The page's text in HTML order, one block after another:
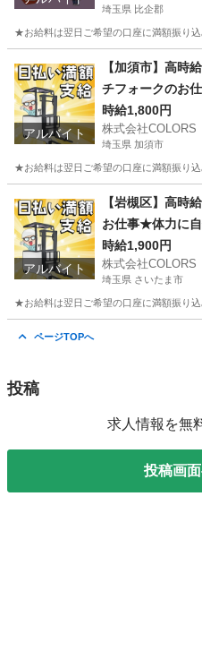
埼玉県 比企郡
★お給料は翌日ご希望の口座に満額振り
倉庫 時給
アルバイト
【加須市】高時
チフォークのお
時給1,800円
株式会社COLORS
埼玉県 加須市
★お給料は翌日ご希望の口座に満額振り
倉庫 時給
アルバイト
【岩槻区】高時
お仕事★体力に
時給1,900円
株式会社COLORS
埼玉県 さいたま市
★お給料は翌日ご希望の口座に満額振り
ページTOPへ
投稿
求人情報を無
投稿画